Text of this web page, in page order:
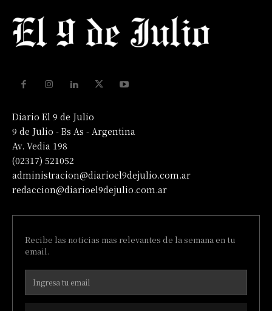
Diario El 9 de Julio
9 de Julio - Bs As - Argentina
Av. Vedia 198
(02317) 521052
administracion@diarioel9dejulio.com.ar
redaccion@diarioel9dejulio.com.ar
Recibe las noticias mas relevantes de la semana en tu
email.